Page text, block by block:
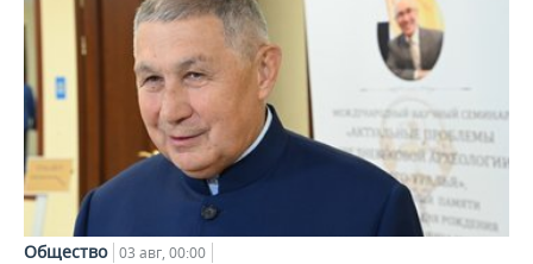
Общество 03 авг, 00:00